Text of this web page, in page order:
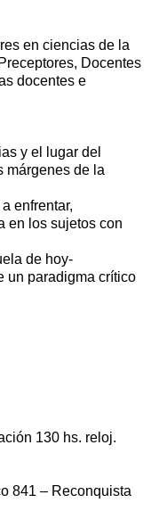
en ciencias de la
Docentes
docentes e
y el lugar del
márgenes de la
enfrentar,
en los sujetos con
de hoy-
un paradigma crítico
130 hs. reloj.
841 – Reconquista